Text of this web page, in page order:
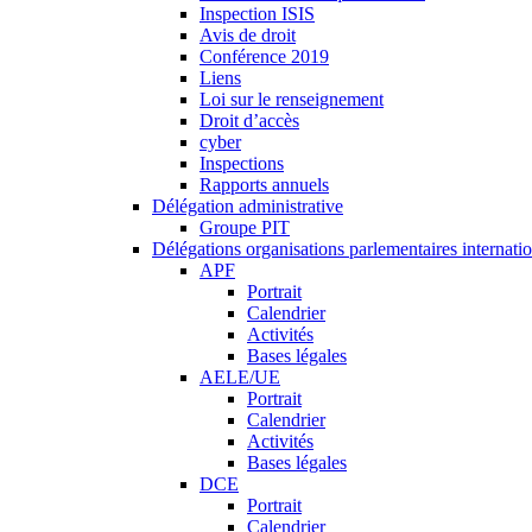
Inspection ISIS
Avis de droit
Conférence 2019
Liens
Loi sur le renseignement
Droit d’accès
cyber
Inspections
Rapports annuels
Délégation administrative
Groupe PIT
Délégations organisations parlementaires
APF
Portrait
Calendrier
Activités
Bases légales
AELE/UE
Portrait
Calendrier
Activités
Bases légales
DCE
Portrait
Calendrier